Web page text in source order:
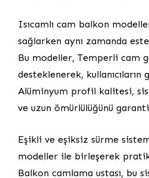
Isıcamlı cam balkon
sağlarken aynı zamanda
Bu modeller, Temperli cam
desteklenerek, kullanıcıların
Alüminyum profil kalitesi,
ve uzun ömürlülüğünü
Eşikli ve eşiksiz sürme
modeller ile birleşerek
Balkon camlama ustası, bu